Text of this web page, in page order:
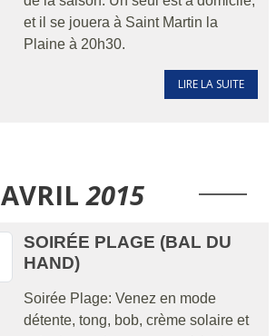
et il se jouera à Saint Martin la
Plaine à 20h30.
LIRE LA SUITE
AVRIL 2015
SOIRÉE PLAGE (BAL DU
HAND)
Soirée Plage: Venez en mode
détente, tong, bob, crème solaire et